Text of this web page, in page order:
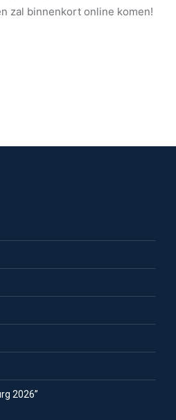
zal binnenkort online komen!
2026”